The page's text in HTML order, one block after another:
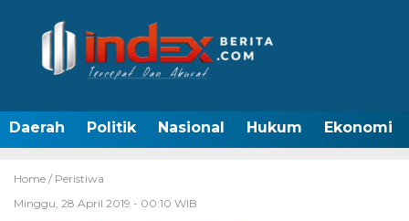
Daerah Politik Nasional Hukum Ekonomi
Home / Peristiwa
Minggu, 28 April 2019 - 00:10 WIB